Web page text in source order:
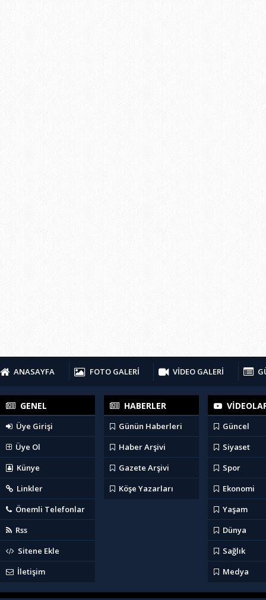
ANASAYFA FOTO GALERİ VİDEO GALERİ
GENEL
Üye Girişi
Üye Ol
Künye
Linkler
Önemli Telefonlar
Rss
Sitene Ekle
İletişim
HABERLER
Günün Haberleri
Haber Arşivi
Gazete Arşivi
Köşe Yazarları
Güncel
Siyaset
Spor
Ekonomi
Yaşam
Dünya
Sağlık
Medya